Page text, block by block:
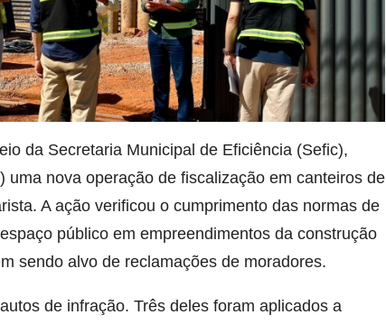
da Secretaria Municipal de Eficiência (Sefic),
uma nova operação de fiscalização em canteiros de
A ação verificou o cumprimento das normas de
público em empreendimentos da construção
sendo alvo de reclamações de moradores.
de infração. Três deles foram aplicados a